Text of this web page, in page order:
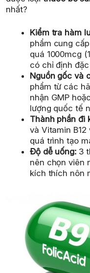
nhất?
Kiểm tra hàm
phẩm cung
quá 1000mcg
có chỉ định
Nguồn gốc và
phẩm từ các
nhận GMP
lượng quốc tế
Thành phần đi
và Vitamin
quá trình tạo
Độ dễ uống: 3
nên chọn viên
kích thích nôn